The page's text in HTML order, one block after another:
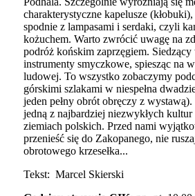
charakterystyczne kapelusze
spodnie z lampasami i serdaki, czyli
kożuchem. Warto zwrócić uwagę na
podróż końskim zaprzęgiem.
instrumenty smyczkowe, spiesząc na
ludowej. To wszystko zobaczymy
górskimi szlakami w niespełna
jeden pełny obrót obręczy z
jedną z najbardziej niezwykłych
ziemiach polskich. Przed nami
przenieść się do Zakopanego, nie
obrotowego krzesełka...
Tekst: Marcel Skierski